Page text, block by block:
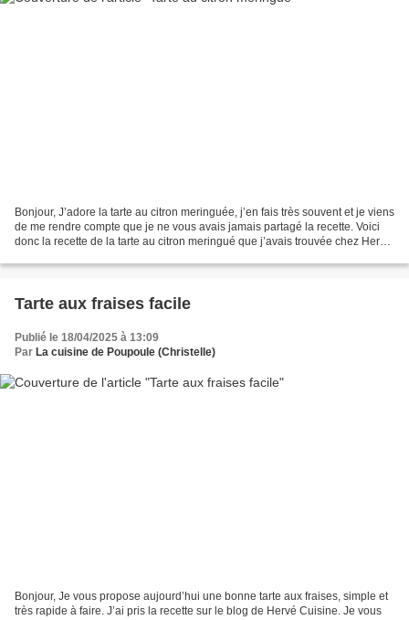
Bonjour, J’adore la tarte au citron meringuée, j’en fais très souvent et je viens
de me rendre compte que je ne vous avais jamais partagé la recette. Voici
donc la recette de la tarte au citron meringué que j’avais trouvée chez Hervé
Tarte aux fraises facile
Publié le 18/04/2025 à 13:09
Par La cuisine de Poupoule (Christelle)
Bonjour, Je vous propose aujourd’hui une bonne tarte aux fraises, simple et
très rapide à faire. J’ai pris la recette sur le blog de Hervé Cuisine. Je vous